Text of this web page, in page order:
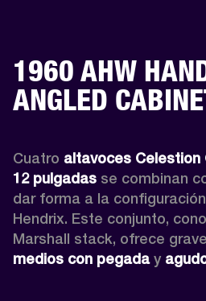
1960 AHW
ANGLED
Cuatro altavoces Celestion
12 pulgadas se combinan
dar forma a la
Hendrix. Este conjunto,
medios con pegada y